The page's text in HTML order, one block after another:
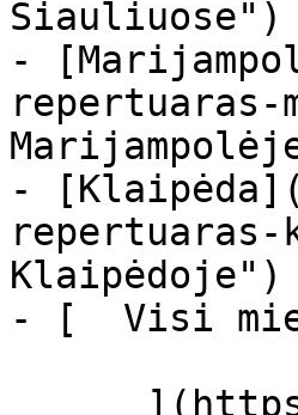
Šiauliuose")
-
-
Klaipėdoje")
- [  Visi